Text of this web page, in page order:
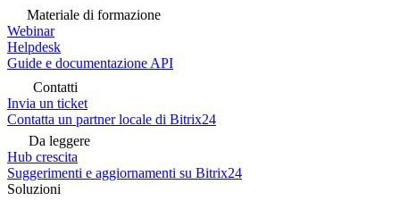
Materiale di formazione
Webinar
Helpdesk
Guide e documentazione API
Contatti
Invia un ticket
Contatta un partner locale di Bitrix24
Da leggere
Hub crescita
Suggerimenti e aggiornamenti su Bitrix24
Soluzioni